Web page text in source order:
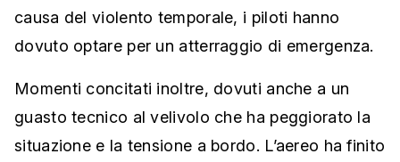
causa del violento temporale, i piloti hanno
dovuto optare per un atterraggio di emergenza.
Momenti concitati inoltre, dovuti anche a un
guasto tecnico al velivolo che ha peggiorato la
situazione e la tensione a bordo. L’aereo ha finito